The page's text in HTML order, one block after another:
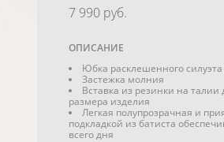
7 990 pуб.
ОПИСАНИЕ
Юбка расклешенного
Застежка молния
Вставка из резинки на
размера изделия
Легкая полупрозрачная и
подкладкой из батиста
всего дня